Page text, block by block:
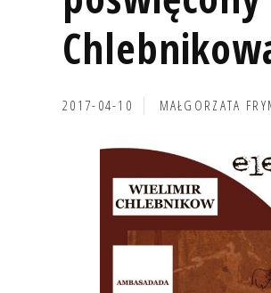
2017-04-10 MAŁGORZATA